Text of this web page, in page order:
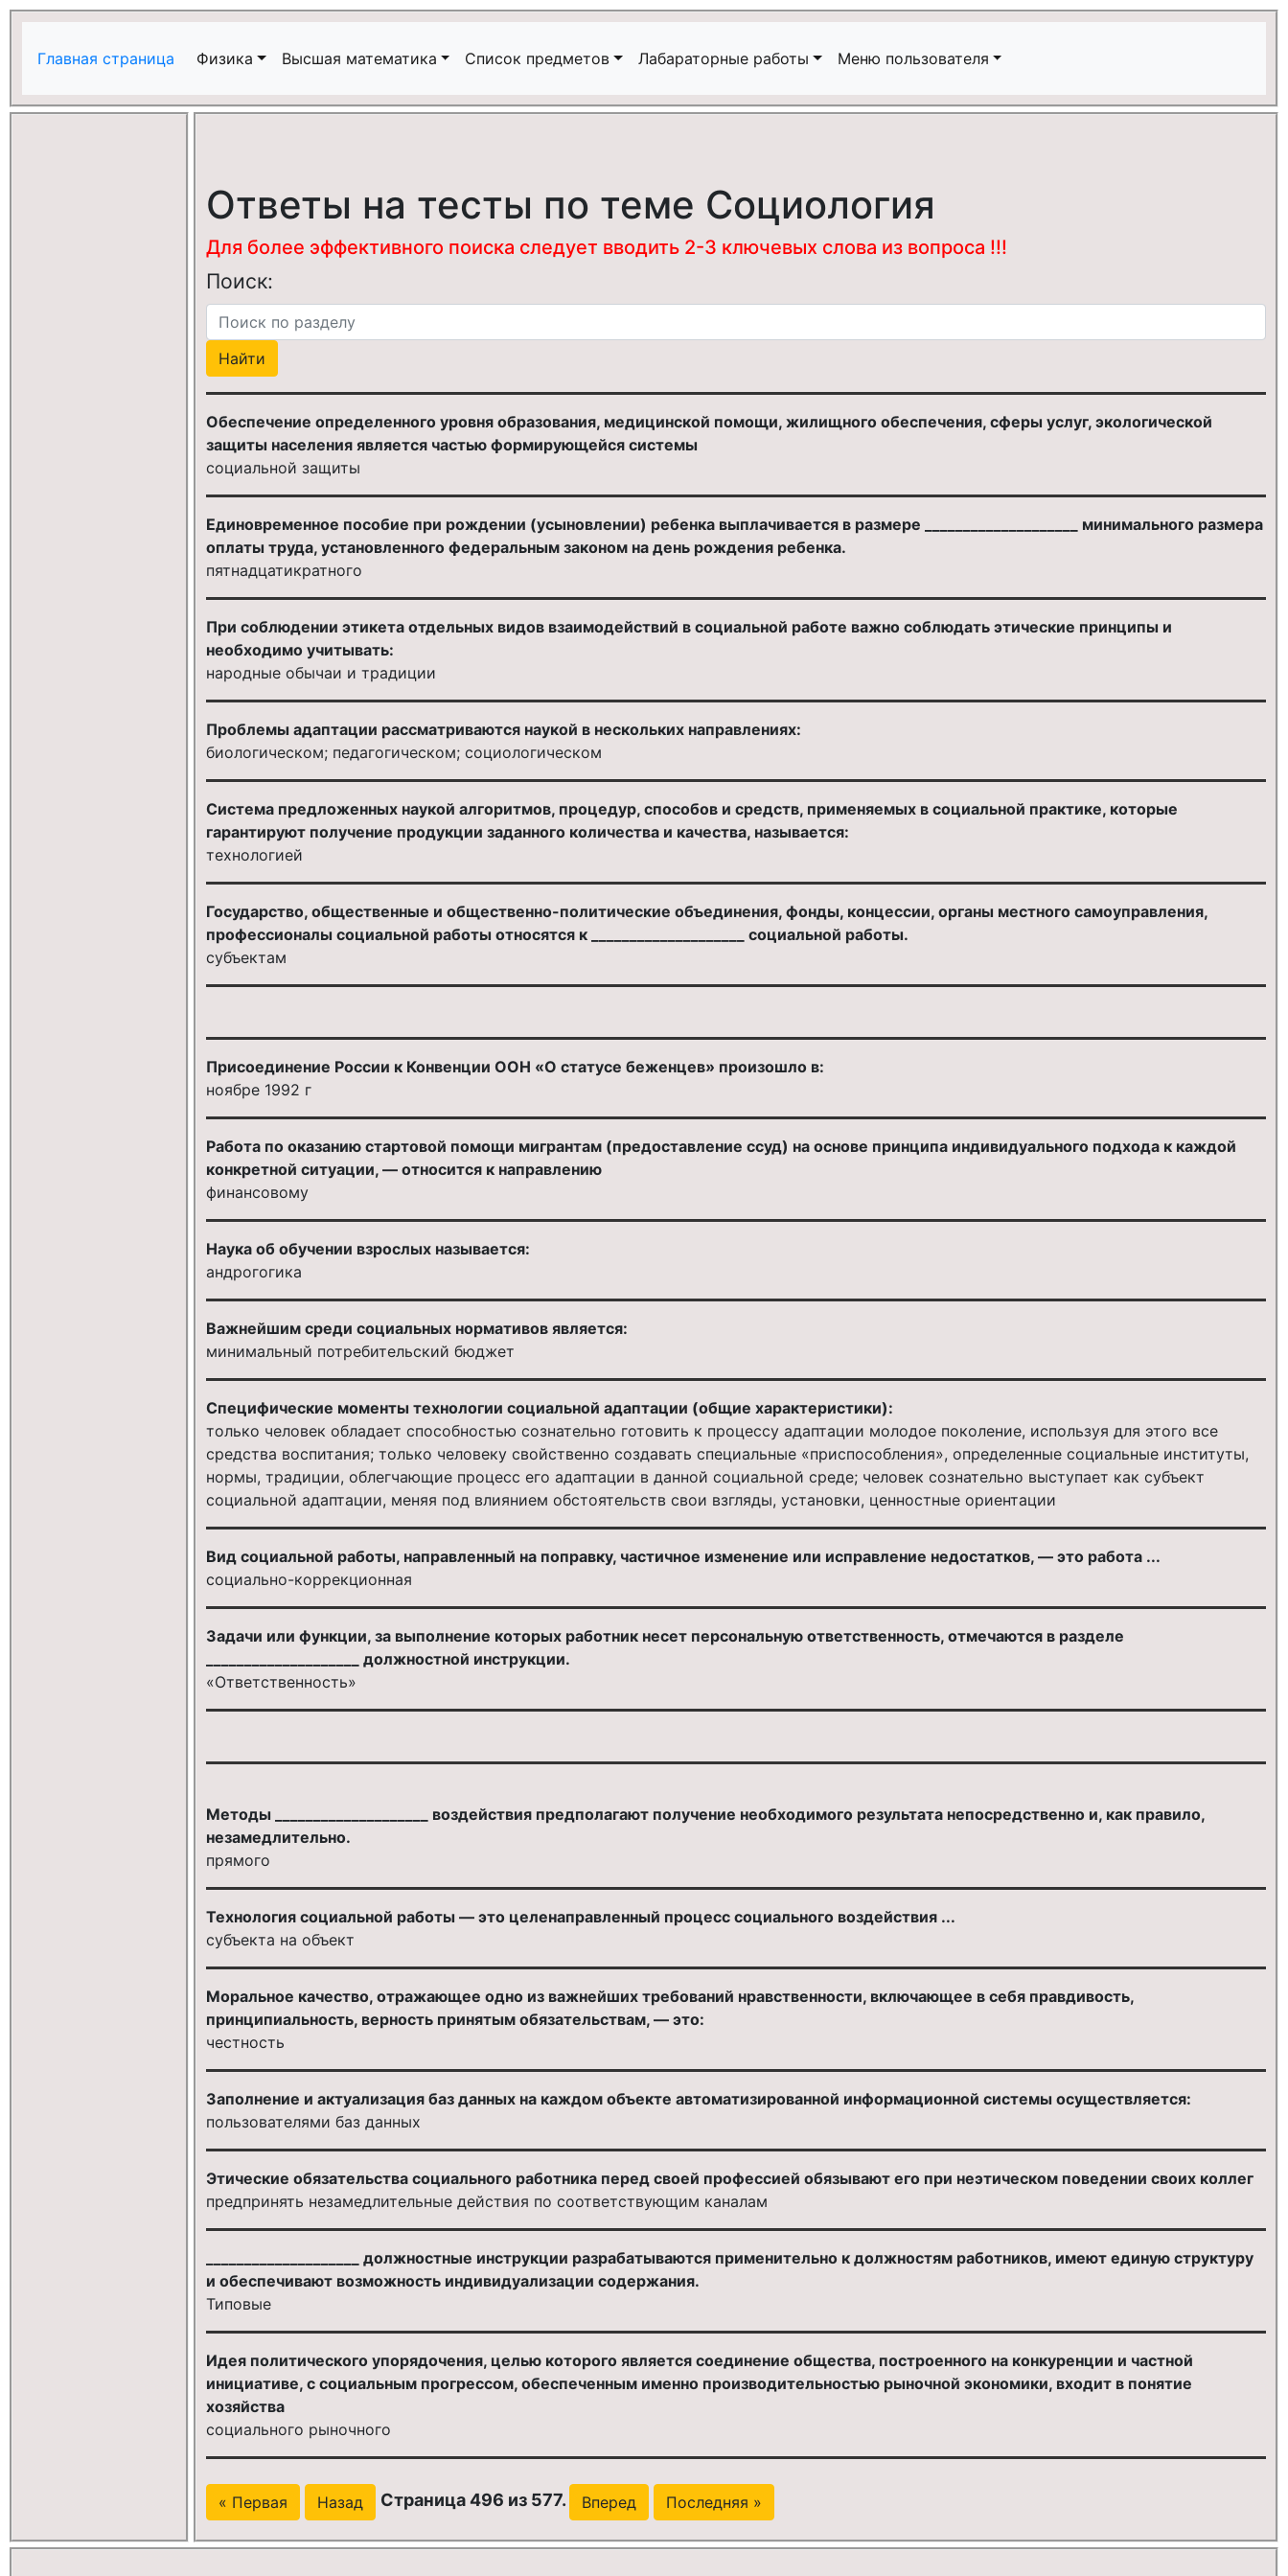
Главная страница Физика Высшая математика Список предметов Лабараторные работы Меню пользователя
Ответы на тесты по теме Социология
Для более эффективного поиска следует вводить 2-3 ключевых слова из вопроса !!!
Поиск:
Обеспечение определенного уровня образования, медицинской помощи, жилищного обеспечения, сферы услуг, экологической
защиты населения является частью формирующейся системы
социальной защиты
Единовременное пособие при рождении (усыновлении) ребенка выплачивается в размере ____________________ минимального размера
оплаты труда, установленного федеральным законом на день рождения ребенка.
пятнадцатикратного
При соблюдении этикета отдельных видов взаимодействий в социальной работе важно соблюдать этические принципы и
необходимо учитывать:
народные обычаи и традиции
Проблемы адаптации рассматриваются наукой в нескольких направлениях:
биологическом; педагогическом; социологическом
Система предложенных наукой алгоритмов, процедур, способов и средств, применяемых в социальной практике, которые
гарантируют получение продукции заданного количества и качества, называется:
технологией
Государство, общественные и общественно-политические объединения, фонды, концессии, органы местного самоуправления,
профессионалы социальной работы относятся к ____________________ социальной работы.
субъектам
Присоединение России к Конвенции ООН «О статусе беженцев» произошло в:
ноябре 1992 г
Работа по оказанию стартовой помощи мигрантам (предоставление ссуд) на основе принципа индивидуального подхода к каждой
конкретной ситуации, — относится к направлению
финансовому
Наука об обучении взрослых называется:
андрогогика
Важнейшим среди социальных нормативов является:
минимальный потребительский бюджет
Специфические моменты технологии социальной адаптации (общие характеристики):
только человек обладает способностью сознательно готовить к процессу адаптации молодое поколение, используя для этого все
средства воспитания; только человеку свойственно создавать специальные «приспособления», определенные социальные институты,
нормы, традиции, облегчающие процесс его адаптации в данной социальной среде; человек сознательно выступает как субъект
социальной адаптации, меняя под влиянием обстоятельств свои взгляды, установки, ценностные ориентации
Вид социальной работы, направленный на поправку, частичное изменение или исправление недостатков, — это работа ...
социально-коррекционная
Задачи или функции, за выполнение которых работник несет персональную ответственность, отмечаются в разделе
____________________ должностной инструкции.
«Ответственность»
Методы ____________________ воздействия предполагают получение необходимого результата непосредственно и, как правило,
незамедлительно.
прямого
Технология социальной работы — это целенаправленный процесс социального воздействия ...
субъекта на объект
Моральное качество, отражающее одно из важнейших требований нравственности, включающее в себя правдивость,
принципиальность, верность принятым обязательствам, — это:
честность
Заполнение и актуализация баз данных на каждом объекте автоматизированной информационной системы осуществляется:
пользователями баз данных
Этические обязательства социального работника перед своей профессией обязывают его при неэтическом поведении своих коллег
предпринять незамедлительные действия по соответствующим каналам
____________________ должностные инструкции разрабатываются применительно к должностям работников, имеют единую структуру
и обеспечивают возможность индивидуализации содержания.
Типовые
Идея политического упорядочения, целью которого является соединение общества, построенного на конкуренции и частной
инициативе, с социальным прогрессом, обеспеченным именно производительностью рыночной экономики, входит в понятие
хозяйства
социального рыночного
« Первая Назад Страница 496 из 577. Вперед Последняя »